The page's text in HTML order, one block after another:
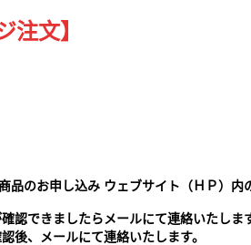
注文】
品のお申し込み ウェブサイト（ＨＰ）
認できましたらメールにて連絡いたしま
後、メールにて連絡いたします。